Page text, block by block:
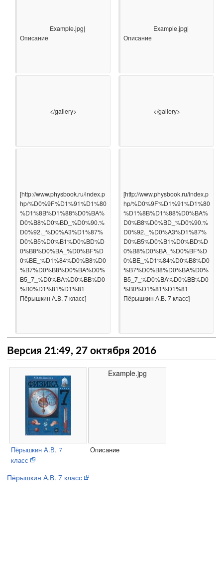
Описание
Описание
[http://www.physbook.ru/index.p
hp/%D0%9F%D1%91%D1%80
%D1%8B%D1%88%D0%BA%
D0%B8%D0%BD_%D0%90.%
D0%92._%D0%A3%D1%87%
D0%B5%D0%B1%D0%BD%D
0%B8%D0%BA_%D0%BF%D
0%BE_%D1%84%D0%B8%D0
%B7%D0%B8%D0%BA%D0%
B5_7_%D0%BA%D0%BB%D0
%B0%D1%81%D1%81
Пёрышкин А.В. 7 класс]
[http://www.physbook.ru/index.p
hp/%D0%9F%D1%91%D1%80
%D1%8B%D1%88%D0%BA%
D0%B8%D0%BD_%D0%90.%
D0%92._%D0%A3%D1%87%
D0%B5%D0%B1%D0%BD%D
0%B8%D0%BA_%D0%BF%D
0%BE_%D1%84%D0%B8%D0
%B7%D0%B8%D0%BA%D0%
B5_7_%D0%BA%D0%BB%D0
%B0%D1%81%D1%81
Пёрышкин А.В. 7 класс]
Версия 21:49, 27 октября 2016
Пёрышкин А.В. 7
класс
Example.jpg
Описание
Пёрышкин А.В. 7 класс